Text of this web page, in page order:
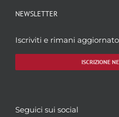
NEWSLETTER
Iscriviti e rimani
ISCRIZIONE
Seguici sui social